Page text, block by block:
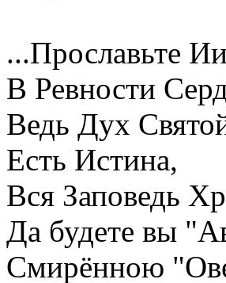
...Прославьте
В Ревности
Ведь Дух
Есть Истина,
Вся Заповедь
Да будете вы
Смирённою